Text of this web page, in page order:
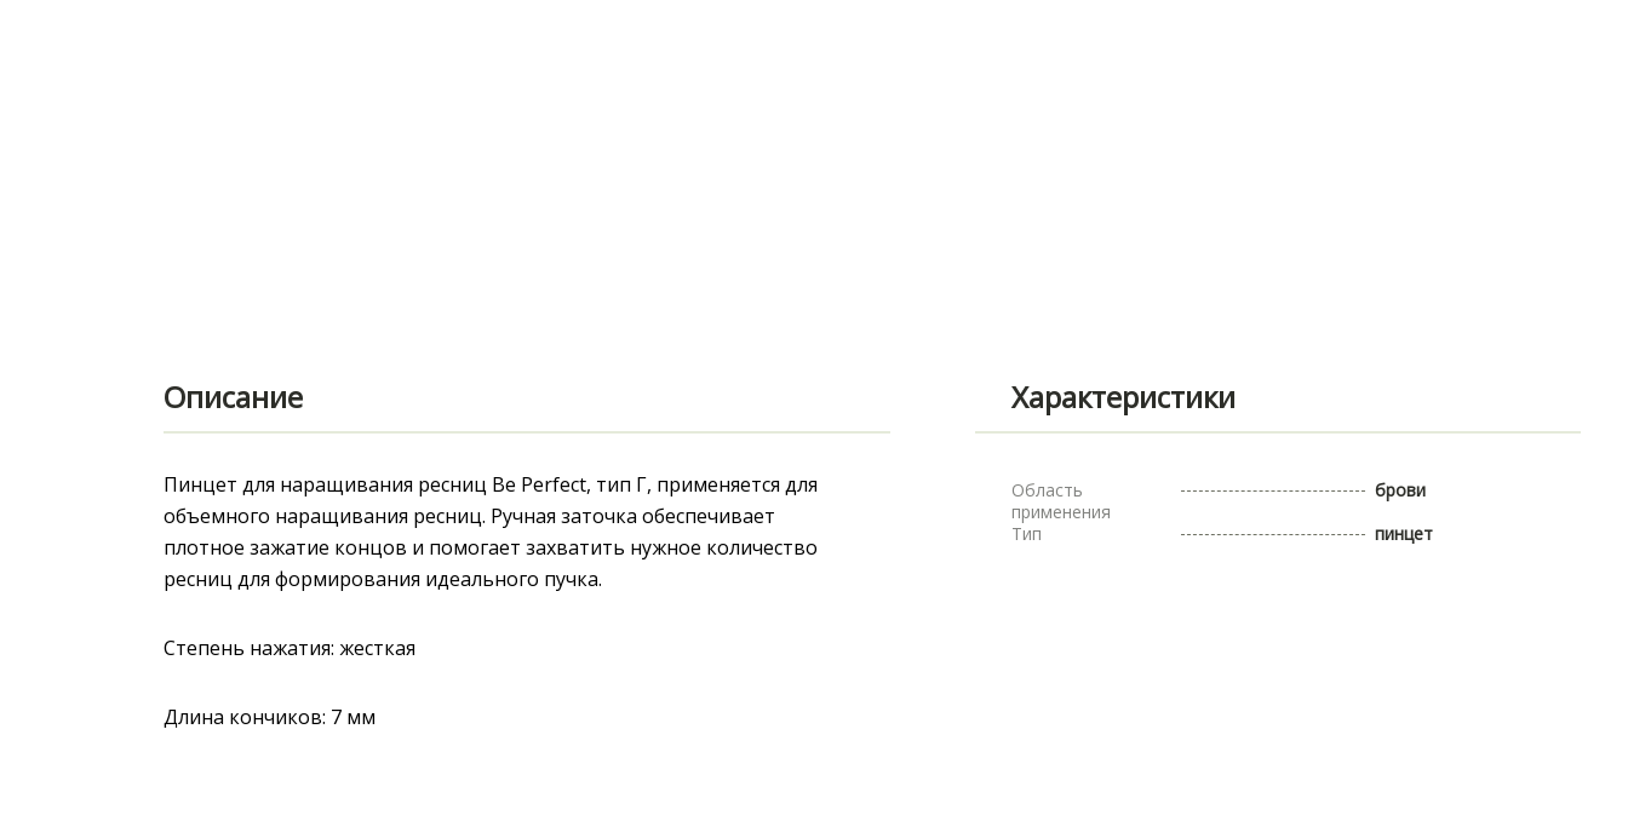
Описание Характеристики
Пинцет для наращивания ресниц Be Perfect, тип Г, применяется для
объемного наращивания ресниц. Ручная заточка обеспечивает
плотное зажатие концов и помогает захватить нужное количество
ресниц для формирования идеального пучка.
Степень нажатия: жесткая
Длина кончиков: 7 мм
Область
применения
брови
Тип
пинцет